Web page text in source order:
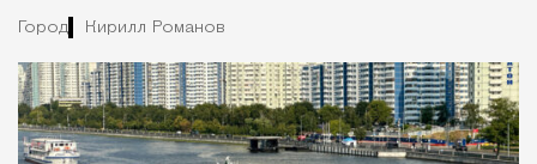
Город Кирилл Романов